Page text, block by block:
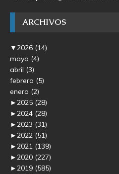
ARCHIVOS
▼2026 (14)
mayo (4)
abril (3)
febrero (5)
enero (2)
►2025 (28)
►2024 (28)
►2023 (31)
►2022 (51)
►2021 (139)
►2020 (227)
►2019 (585)